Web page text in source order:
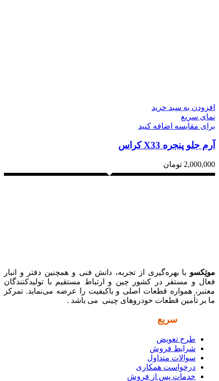
افزودن به سبد خرید
نمای سریع
برای مقایسه اضافه کنید
آرم جلو پنجره X33 کراس
2,000,000 تومان
موتِکسو با بهره‌گیری از تجربه، دانش فنی و همچنین دفتر و انبار
فعال و مستقر در کشور چین و ارتباط مستقیم با تولیدکنندگان
معتبر، همواره قطعات اصلی و باکیفیت را عرضه می‌نماید. تمرکز
ما بر تأمین قطعات خودروهای چینی می باشد .
سریع
طرح تعویض
شرایط فروش
سوالات متداول
درخواست همکاری
خدمات پس از فروش